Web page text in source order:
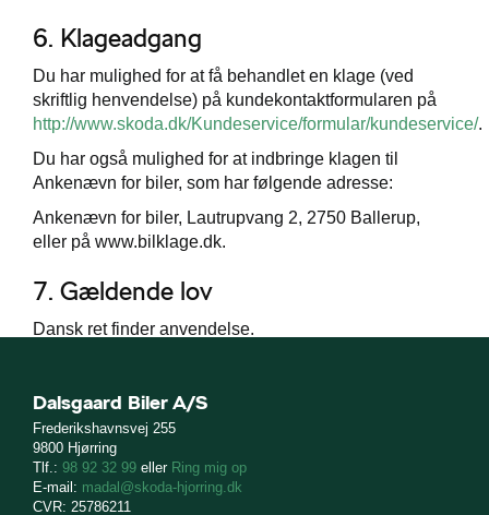
6. Klageadgang
Du har mulighed for at få behandlet en klage (ved
skriftlig henvendelse) på kundekontaktformularen på
http://www.skoda.dk/Kundeservice/formular/kundeservice/.
Du har også mulighed for at indbringe klagen til
Ankenævn for biler, som har følgende adresse:
Ankenævn for biler, Lautrupvang 2, 2750 Ballerup,
eller på www.bilklage.dk.
7. Gældende lov
Dansk ret finder anvendelse.
Dalsgaard Biler A/S
Frederikshavnsvej 255
9800 Hjørring
Tlf.: 98 92 32 99 eller Ring mig op
E-mail: madal@skoda-hjorring.dk
CVR: 25786211